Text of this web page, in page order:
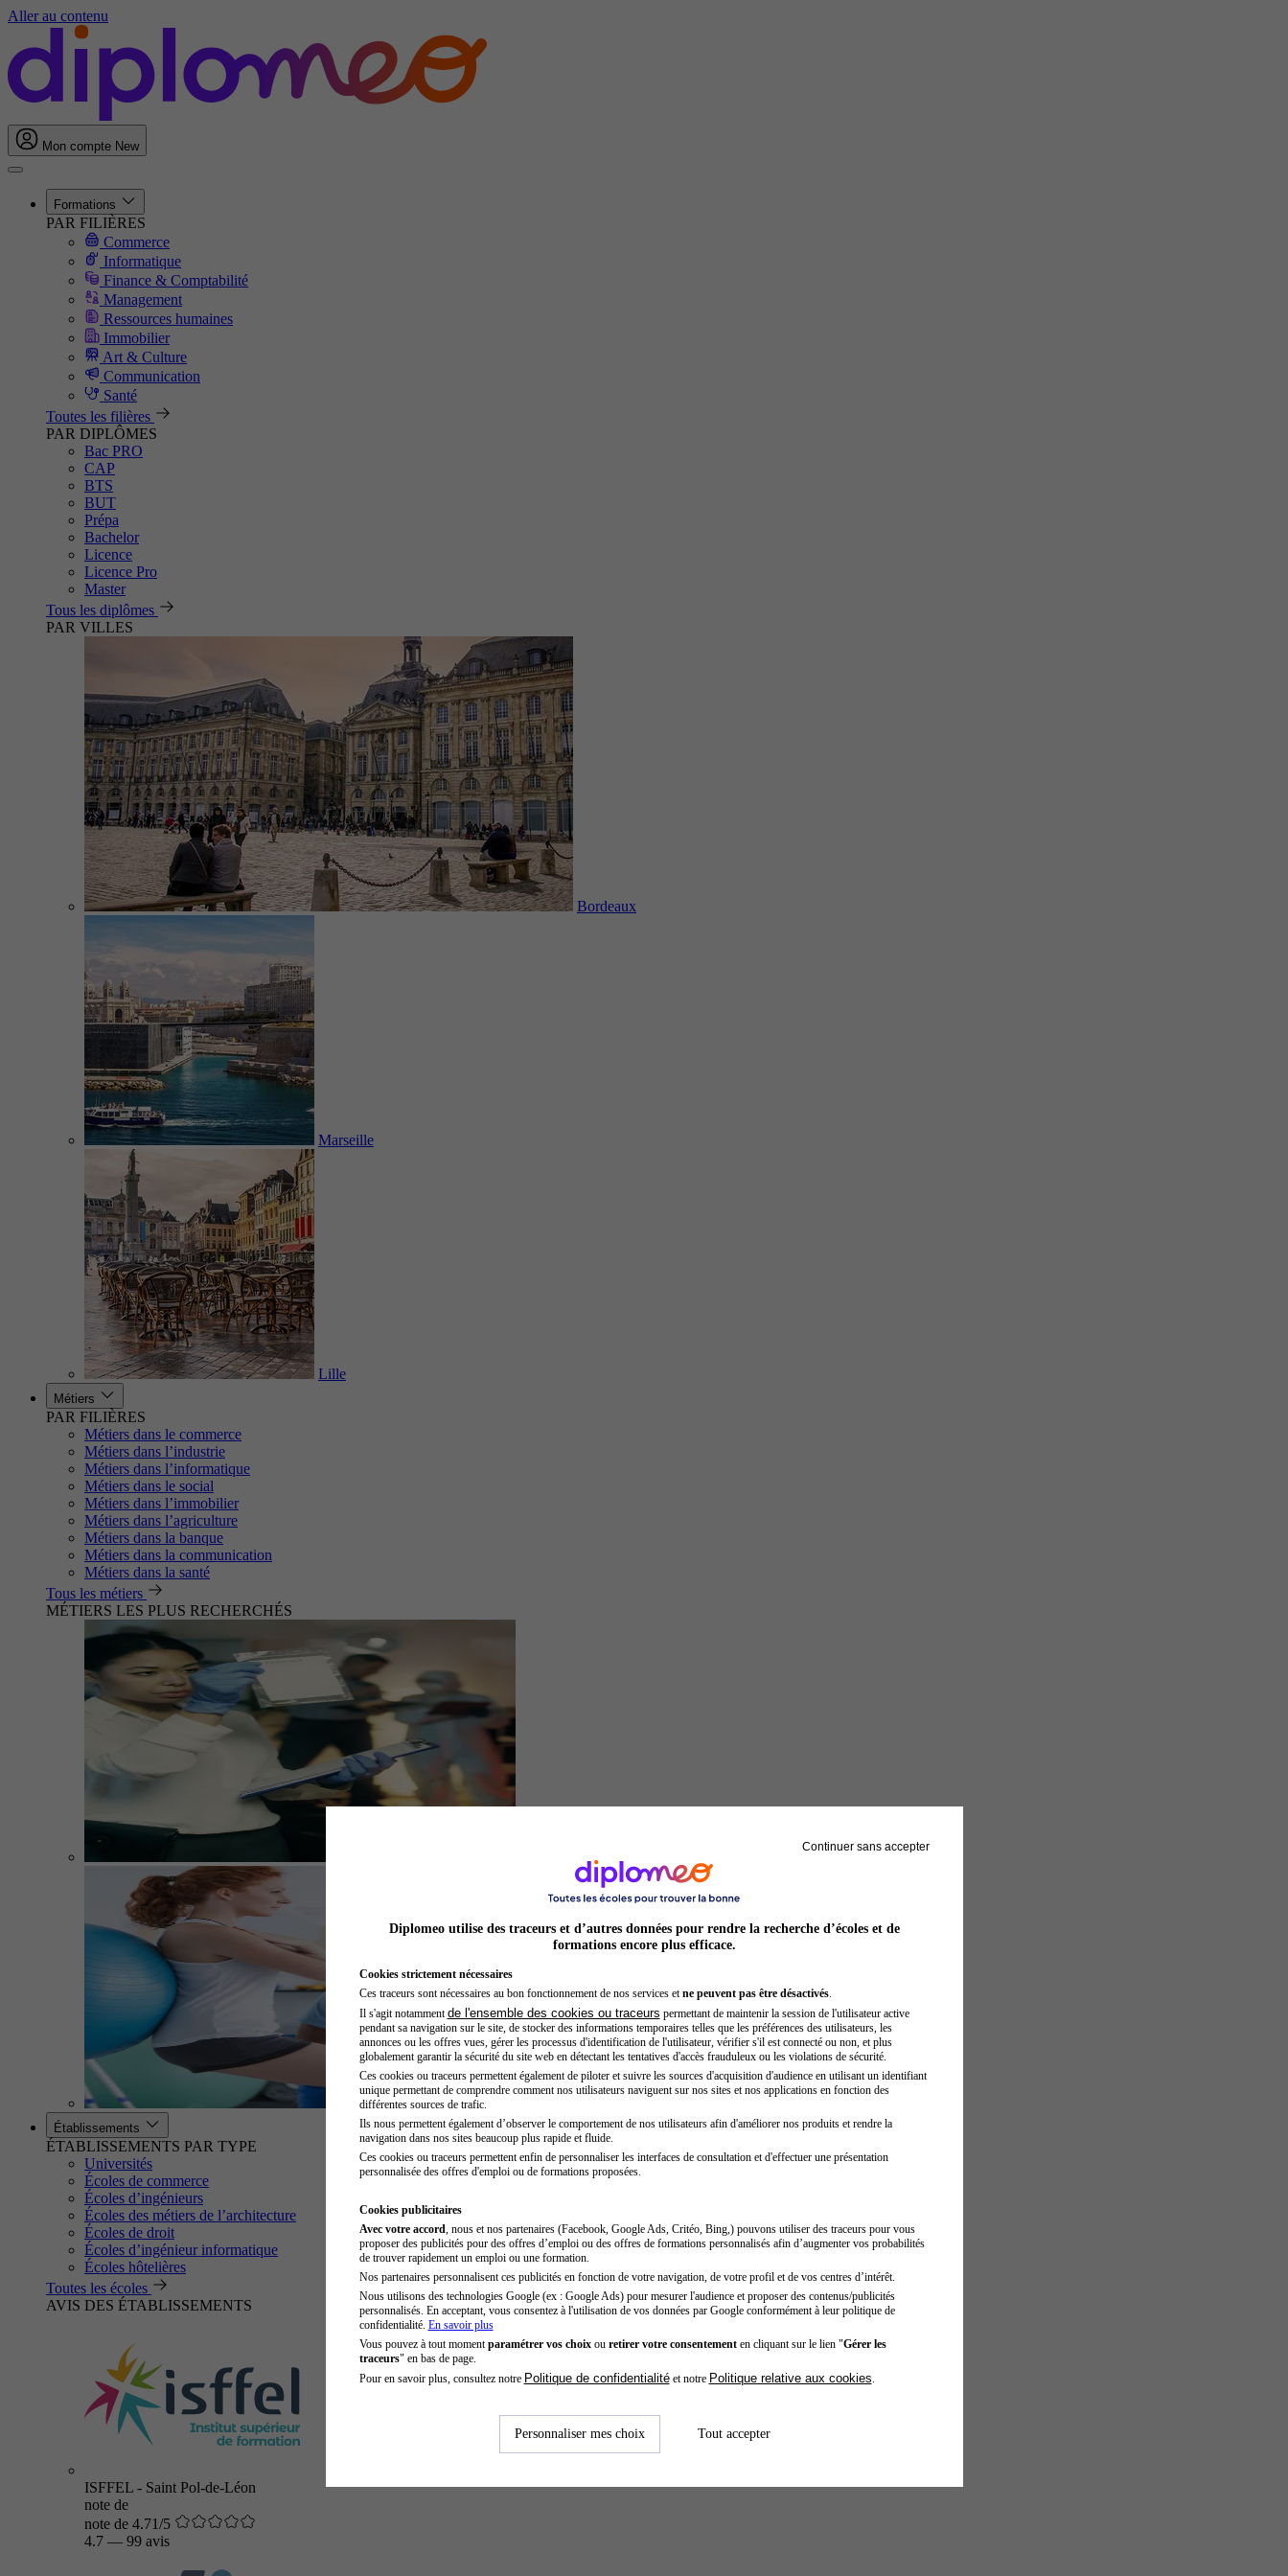
Aller au contenu
Mon compte New
Formations
PAR FILIÈRES
Commerce
Informatique
Finance & Comptabilité
Management
Ressources humaines
Immobilier
Art & Culture
Communication
Santé
Toutes les filières
PAR DIPLÔMES
Bac PRO
CAP
BTS
BUT
Prépa
Bachelor
Licence
Licence Pro
Master
Tous les diplômes
PAR VILLES
Bordeaux
Marseille
Lille
Métiers
PAR FILIÈRES
Métiers dans le commerce
Métiers dans l’industrie
Métiers dans l’informatique
Métiers dans le social
Métiers dans l’immobilier
Métiers dans l’agriculture
Métiers dans la banque
Métiers dans la communication
Métiers dans la santé
Tous les métiers
MÉTIERS LES PLUS RECHERCHÉS
Inspecteur de police
Établissements
ÉTABLISSEMENTS PAR TYPE
Universités
Écoles de commerce
Écoles d’ingénieurs
Écoles des métiers de l’architecture
Écoles de droit
Écoles d’ingénieur informatique
Écoles hôtelières
Toutes les écoles
AVIS DES ÉTABLISSEMENTS
ISFFEL - Saint Pol-de-Léon
note de
note de 4.71/5
4.7 — 99 avis
Continuer sans accepter
Diplomeo utilise des traceurs et d’autres données pour rendre la recherche d’écoles et de
formations encore plus efficace.
Cookies strictement nécessaires
Ces traceurs sont nécessaires au bon fonctionnement de nos services et ne peuvent pas être désactivés.
Il s'agit notamment de l'ensemble des cookies ou traceurs permettant de maintenir la session de l'utilisateur active
pendant sa navigation sur le site, de stocker des informations temporaires telles que les préférences des utilisateurs, les
annonces ou les offres vues, gérer les processus d'identification de l'utilisateur, vérifier s'il est connecté ou non, et plus
globalement garantir la sécurité du site web en détectant les tentatives d'accès frauduleux ou les violations de sécurité.
Ces cookies ou traceurs permettent également de piloter et suivre les sources d'acquisition d'audience en utilisant un identifiant
unique permettant de comprendre comment nos utilisateurs naviguent sur nos sites et nos applications en fonction des
différentes sources de trafic.
Ils nous permettent également d’observer le comportement de nos utilisateurs afin d'améliorer nos produits et rendre la
navigation dans nos sites beaucoup plus rapide et fluide.
Ces cookies ou traceurs permettent enfin de personnaliser les interfaces de consultation et d'effectuer une présentation
personnalisée des offres d'emploi ou de formations proposées.
Cookies publicitaires
Avec votre accord , nous et nos partenaires (Facebook, Google Ads, Critéo, Bing,) pouvons utiliser des traceurs pour vous
proposer des publicités pour des offres d’emploi ou des offres de formations personnalisés afin d’augmenter vos probabilités
de trouver rapidement un emploi ou une formation.
Nos partenaires personnalisent ces publicités en fonction de votre navigation, de votre profil et de vos centres d’intérêt.
Nous utilisons des technologies Google (ex : Google Ads) pour mesurer l'audience et proposer des contenus/publicités
personnalisés. En acceptant, vous consentez à l'utilisation de vos données par Google conformément à leur politique de
confidentialité. En savoir plus
Vous pouvez à tout moment paramétrer vos choixou retirer votre consentementen cliquant sur le lien "Gérer les
traceurs" en bas de page.
Pour en savoir plus, consultez notre Politique de confidentialitéet notre Politique relative aux cookies
Personnaliser mes choix Tout accepter